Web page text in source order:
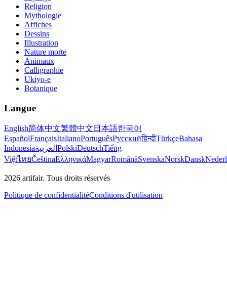
Religion
Mythologie
Affiches
Dessins
Illustration
Nature morte
Animaux
Calligraphie
Ukiyo-e
Botanique
Langue
English简体中文繁體中文 日本語한국어
EspañolFrançaisItalianoPortuguêsРусскийहिन्दीTürkçeBahasa
Indonesiaالعربية PolskiDeutschTiếng
ViệtไทยČeštinaΕλληνικάMagyarRomânăSvenskaNorskDansk
2026 artifair. Tous droits réservés
Politique de confidentialitéConditions d'utilisation